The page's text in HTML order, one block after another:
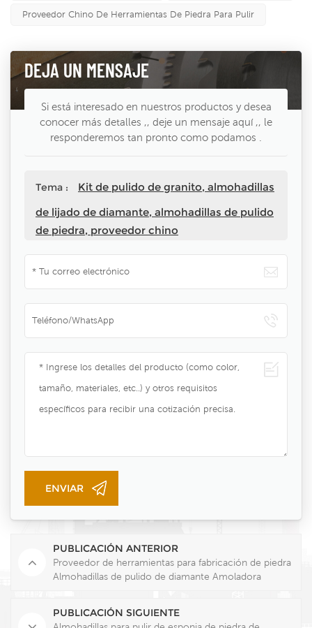
Proveedor Chino De Herramientas De Piedra Para Pulir
DEJA UN MENSAJE
Si está interesado en nuestros productos y desea
conocer más detalles ,, deje un mensaje aquí ,, le
responderemos tan pronto como podamos .
Tema :
Kit de pulido de granito, almohadillas
de lijado de diamante, almohadillas de pulido
de piedra, proveedor chino
PUBLICACIÓN ANTERIOR
Proveedor de herramientas para fabricación de piedra
Almohadillas de pulido de diamante Amoladora
PUBLICACIÓN SIGUIENTE